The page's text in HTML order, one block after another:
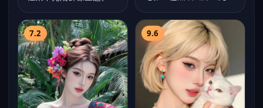
2020年9月1…
王凯主演，徐克作…
7.2 9.6